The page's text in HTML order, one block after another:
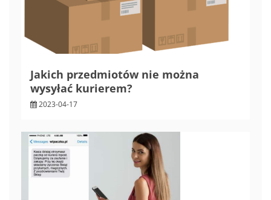
Jakich przedmiotów nie można
wysyłać kurierem?
2023-04-17